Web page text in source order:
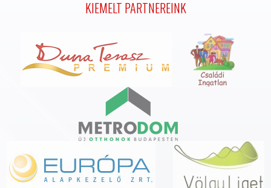
KIEMELT PARTNEREINK